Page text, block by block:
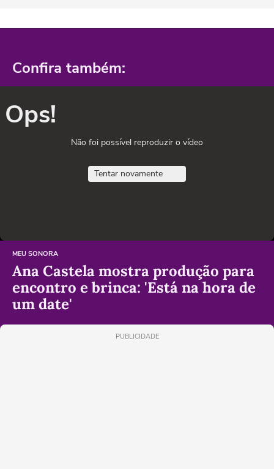
Confira também:
Ops!
Não foi possível reproduzir o vídeo
Tentar novamente
MEU SONORA
Ana Castela mostra produção para
encontro e brinca: 'Está na hora de
um date'
PUBLICIDADE